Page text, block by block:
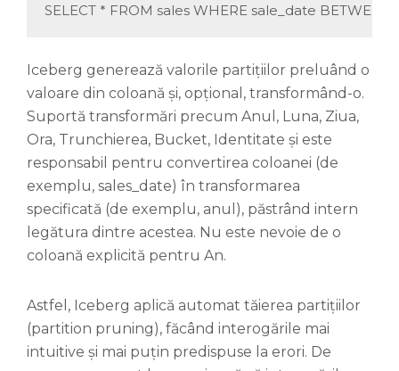
SELECT * FROM sales WHERE sale_date
Iceberg generează valorile partițiilor preluând o
valoare din coloană și, opțional, transformând-o.
Suportă transformări precum Anul, Luna, Ziua,
Ora, Trunchierea, Bucket, Identitate și este
responsabil pentru convertirea coloanei (de
exemplu, sales_date) în transformarea
specificată (de exemplu, anul), păstrând intern
legătura dintre acestea. Nu este nevoie de o
coloană explicită pentru An.
Astfel, Iceberg aplică automat tăierea partițiilor
(partition pruning), făcând interogările mai
intuitive și mai puțin predispuse la erori. De